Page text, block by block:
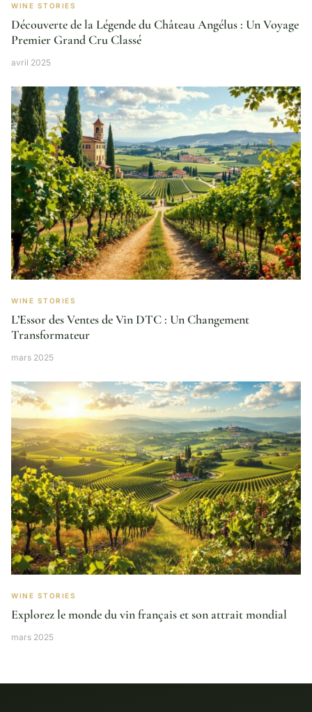
WINE STORIES
Découverte de la Légende du Château Angélus : Un Voyage
Premier Grand Cru Classé
avril 2025
WINE STORIES
L’Essor des Ventes de Vin DTC : Un Changement
Transformateur
mars 2025
WINE STORIES
Explorez le monde du vin français et son attrait mondial
mars 2025